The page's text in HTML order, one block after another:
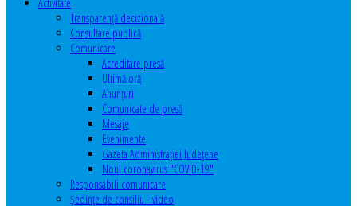
Transparenţă decizională
Consultare publică
Comunicare
Acreditare presă
Ultimă oră
Anunţuri
Comunicate de presă
Mesaje
Evenimente
Gazeta Administraţiei Judeţene
Noul coronavirus "COVID-19"
Responsabili comunicare
Şedinţe de consiliu - video